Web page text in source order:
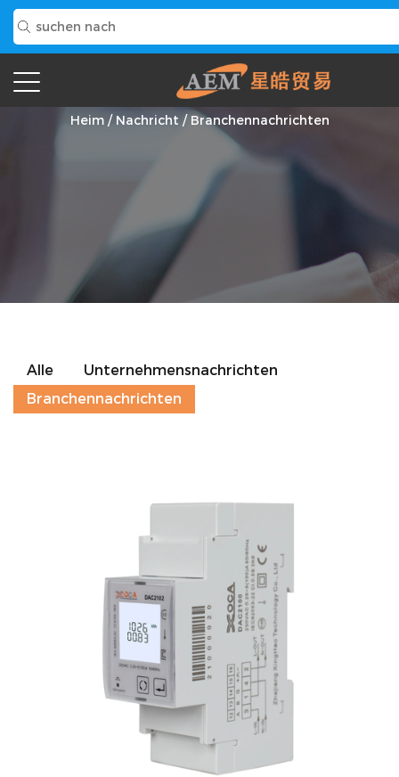
Branchennachrichten
Heim/ Nachricht / Branchennachrichten
Alle
Unternehmensnachrichten
Branchennachrichten